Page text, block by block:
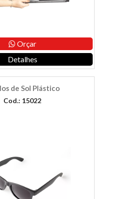
Orçar
Detalhes
de Sol Plástico
Cod.: 15022